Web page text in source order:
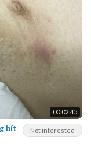
00:02:45
Not interested
bít